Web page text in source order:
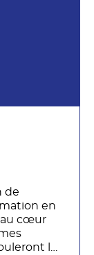
de
en
au cœur
le